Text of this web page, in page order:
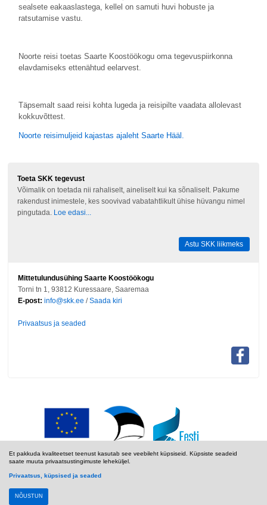
Et pakkuda kvaliteetset teenust kasutab see veebileht küpsiseid. Küpsiste seadeid
saate muuta privaatsustingimuste leheküljel.
Privaatsus, küpsised ja seaded
NÕUSTUN
sealsete eakaaslastega, kellel on samuti huvi hobuste ja
ratsutamise vastu.
Noorte reisi toetas Saarte Koostöökogu oma tegevuspiirkonna
elavdamiseks ettenähtud eelarvest.
Täpsemalt saad reisi kohta lugeda ja reisipilte vaadata allolevast
kokkuvõttest.
Noorte reisimuljeid kajastas ajaleht Saarte Hääl.
Toeta SKK tegevust
Võimalik on toetada nii rahaliselt, aineliselt kui ka sõnaliselt. Pakume
rakendust inimestele, kes soovivad vabatahtlikult ühise hüvangu nimel
pingutada. Loe edasi...
Astu SKK liikmeks
Mittetulundusühing Saarte Koostöökogu
Torni tn 1, 93812 Kuressaare, Saaremaa
E-post: info@skk.ee /Saada kiri
Privaatsus ja seaded